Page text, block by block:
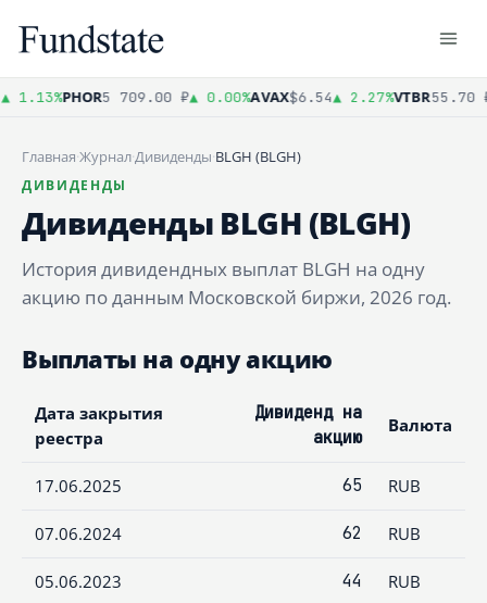
1.13%PHOR5 709.00 ₽▲ 0.00%AVAX$6.54▲ 2.27%VTBR55.70 ₽
Главная·Журнал·Дивиденды·BLGH (BLGH)
ДИВИДЕНДЫ
Дивиденды BLGH (BLGH)
История дивидендных выплат BLGH на одну
акцию по данным Московской биржи, 2026 год.
Выплаты на одну акцию
Дата закрытия
реестра
Дивиденд на
акцию
Валюта
17.06.2025 65 RUB
07.06.2024 62 RUB
05.06.2023 44 RUB